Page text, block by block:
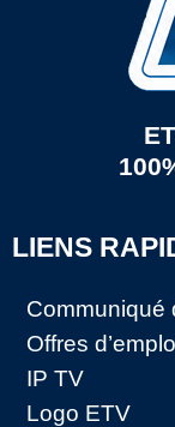
LIENS
Communiqué
Offres
IP TV
Logo ETV